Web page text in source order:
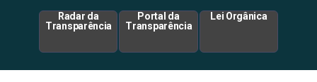
Radar da
Transparência
Portal da
Transparência
Lei Orgânica